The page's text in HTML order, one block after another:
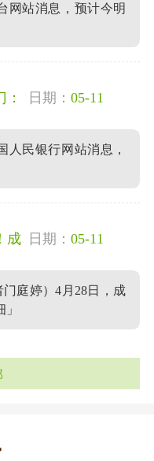
网站消息，预计今明
日期： 05-11
人民银行网站消息，
成 日期： 05-11
庭婷）4月28日，成
」